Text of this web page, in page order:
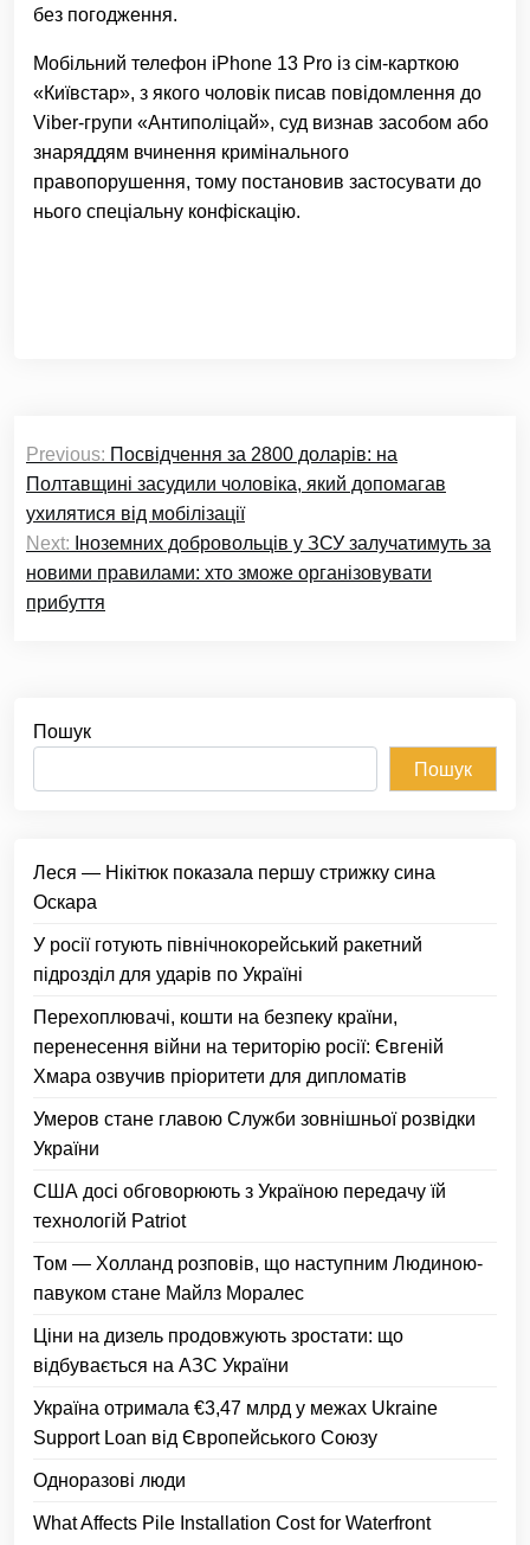
без погодження.
Мобільний телефон iPhone 13 Pro із сім-карткою
«Київстар», з якого чоловік писав повідомлення до
Viber-групи «Антиполіцай», суд визнав засобом або
знаряддям вчинення кримінального
правопорушення, тому постановив застосувати до
нього спеціальну конфіскацію.
записів
Previous: Посвідчення за 2800 доларів: на
Полтавщині засудили чоловіка, який допомагав
ухилятися від мобілізації
Next: Іноземних добровольців у ЗСУ залучатимуть за
новими правилами: хто зможе організовувати
прибуття
Пошук
Пошук
Леся — Нікітюк показала першу стрижку сина
Оскара
У росії готують північнокорейський ракетний
підрозділ для ударів по Україні
Перехоплювачі, кошти на безпеку країни,
перенесення війни на територію росії: Євгеній
Хмара озвучив пріоритети для дипломатів
Умеров стане главою Служби зовнішньої розвідки
України
США досі обговорюють з Україною передачу їй
технологій Patriot
Том — Холланд розповів, що наступним Людиною-
павуком стане Майлз Моралес
Ціни на дизель продовжують зростати: що
відбувається на АЗС України
Україна отримала €3,47 млрд у межах Ukraine
Support Loan від Європейського Союзу
Одноразові люди
What Affects Pile Installation Cost for Waterfront